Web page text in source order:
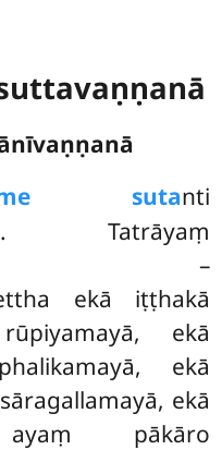
sutanti
Tatrāyaṃ
–
ekā iṭṭhakā
ekā
ekā
ekā
ayaṃ pākāro